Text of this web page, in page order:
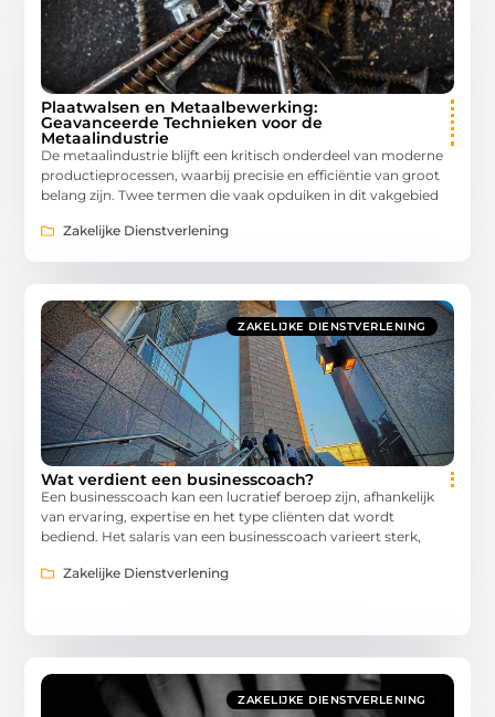
Plaatwalsen en Metaalbewerking:
Geavanceerde Technieken voor de
Metaalindustrie
De metaalindustrie blijft een kritisch onderdeel van moderne
productieprocessen, waarbij precisie en efficiëntie van groot
belang zijn. Twee termen die vaak opduiken in dit vakgebied
Zakelijke Dienstverlening
ZAKELIJKE DIENSTVERLENING
Wat verdient een businesscoach?
Een businesscoach kan een lucratief beroep zijn, afhankelijk
van ervaring, expertise en het type cliënten dat wordt
bediend. Het salaris van een businesscoach varieert sterk,
Zakelijke Dienstverlening
ZAKELIJKE DIENSTVERLENING